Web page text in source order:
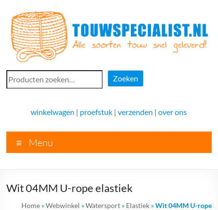
naar
inhoud
Touwspecialist.nl
voor
vele
soorten
goed
advies!
Zoeken
Zoeken
winkelwagen | proefstuk |verzenden |over ons
Menu
Wit 04MM U-rope elastiek
Home»Webwinkel »Watersport» Elastiek»Wit 04MM U-rope